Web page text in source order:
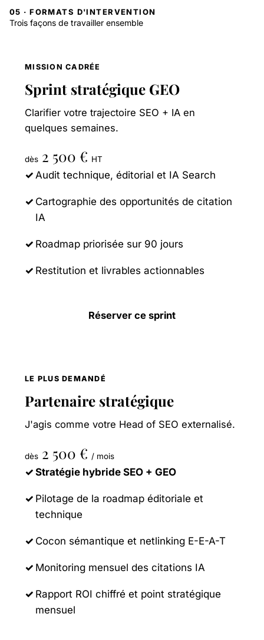
05 · FORMATS D'INTERVENTION
Trois façons de travailler ensemble
MISSION CADRÉE
Sprint stratégique GEO
Clarifier votre trajectoire SEO + IA en
quelques semaines.
dès 2 500 € HT
Audit technique, éditorial et IA Search
Cartographie des opportunités de citation
IA
Roadmap priorisée sur 90 jours
Restitution et livrables actionnables
Réserver ce sprint
LE PLUS DEMANDÉ
Partenaire stratégique
J'agis comme votre Head of SEO externalisé.
dès 2 500 € / mois
Stratégie hybride SEO + GEO
Pilotage de la roadmap éditoriale et
technique
Cocon sémantique et netlinking E-E-A-T
Monitoring mensuel des citations IA
Rapport ROI chiffré et point stratégique
mensuel